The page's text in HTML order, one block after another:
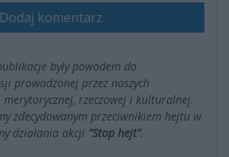
Dodaj komentarz
były powodem do
prowadzonej przez naszych
merytorycznej, rzeczowej i kulturalnej.
zdecydowanym przeciwnikiem hejtu w
działania akcji "Stop hejt".